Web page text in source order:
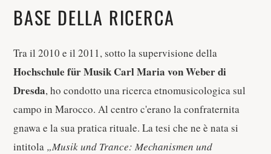
BASE DELLA RICERCA
Tra il 2010 e il 2011, sotto la supervisione della
Hochschule für Musik Carl Maria von Weber di
Dresda, ho condotto una ricerca etnomusicologica sul
campo in Marocco. Al centro c'erano la confraternita
gnawa e la sua pratica rituale. La tesi che ne è nata si
intitola „Musik und Trance: Mechanismen und